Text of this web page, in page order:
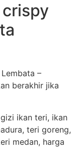
–
berakhir jika